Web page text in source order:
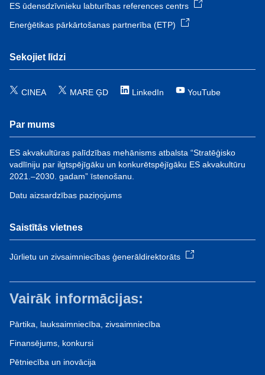
ES ūdensdzīvnieku labturības references centrs
Enerģētikas pārkārtošanas partnerība (ETP)
Sekojiet līdzi
CINEA MARE ĢD LinkedIn YouTube
Par mums
ES akvakultūras palīdzības mehānisms atbalsta “Stratēģisko
vadlīniju par ilgtspējīgāku un konkurētspējīgāku ES akvakultūru
2021.–2030. gadam” īstenošanu.
Datu aizsardzības paziņojums
Saistītās vietnes
Jūrlietu un zivsaimniecības ģenerāldirektorāts
Vairāk informācijas:
Pārtika, lauksaimniecība, zivsaimniecība
Finansējums, konkursi
Pētniecība un inovācija